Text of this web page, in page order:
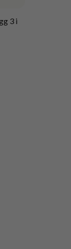
3 i